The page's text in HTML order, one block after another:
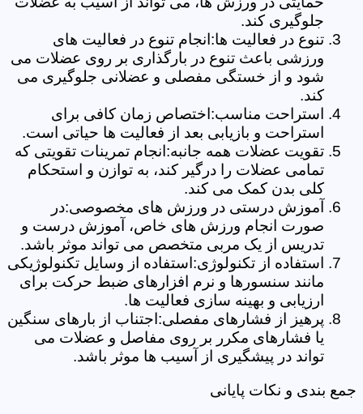
جلوگیری کند.
تنوع در فعالیت ها:انجام تنوع در فعالیت های
ورزشی باعث تنوع در بارگذاری بر روی عضلات می
شود و از خستگی مفصلی و عضلانی جلوگیری می
کند.
استراحت مناسب:اختصاص زمان کافی برای
استراحت و بازیابی بعد از فعالیت ها حیاتی است.
تقویت عضلات همه جانبه:انجام تمرینات تقویتی که
تمامی عضلات را درگیر کند، به توازن و استحکام
کلی بدن کمک می کند.
آموزش درستی در ورزش های مخصوصی:در
صورت انجام ورزش های خاص، آموزش درست و
تدریس از یک مربی متخصص می تواند موثر باشد.
استفاده از تکنولوژی:استفاده از وسایل تکنولوژیکی
مانند سنسورها و نرم افزارهای ضبط حرکت برای
ارزیابی و بهینه سازی فعالیت ها.
پرهیز از فشارهای مفصلی:اجتناب از بارهای سنگین
یا فشارهای مکرر بر روی مفاصل و عضلات می
تواند در پیشگیری از آسیب ها موثر باشد.
جمع بندی و نکات پایانی